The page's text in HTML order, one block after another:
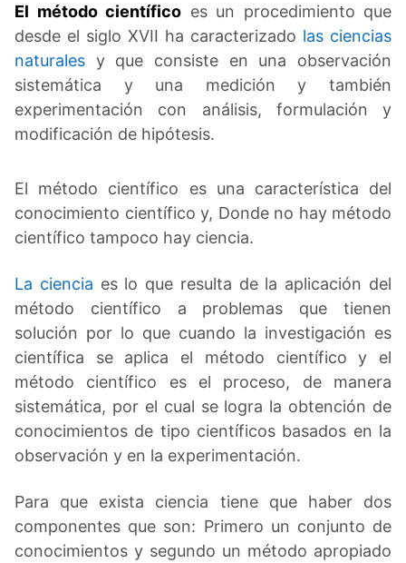
El método científico es un procedimiento que
desde el siglo XVII ha caracterizado las ciencias
naturales y que consiste en una observación
sistemática y una medición y también
experimentación con análisis, formulación y
modificación de hipótesis.
El método científico es una característica del
conocimiento científico y, Donde no hay método
científico tampoco hay ciencia.
La ciencia es lo que resulta de la aplicación del
método científico a problemas que tienen
solución por lo que cuando la investigación es
científica se aplica el método científico y el
método científico es el proceso, de manera
sistemática, por el cual se logra la obtención de
conocimientos de tipo científicos basados en la
observación y en la experimentación.
Para que exista ciencia tiene que haber dos
componentes que son: Primero un conjunto de
conocimientos y segundo un método apropiado